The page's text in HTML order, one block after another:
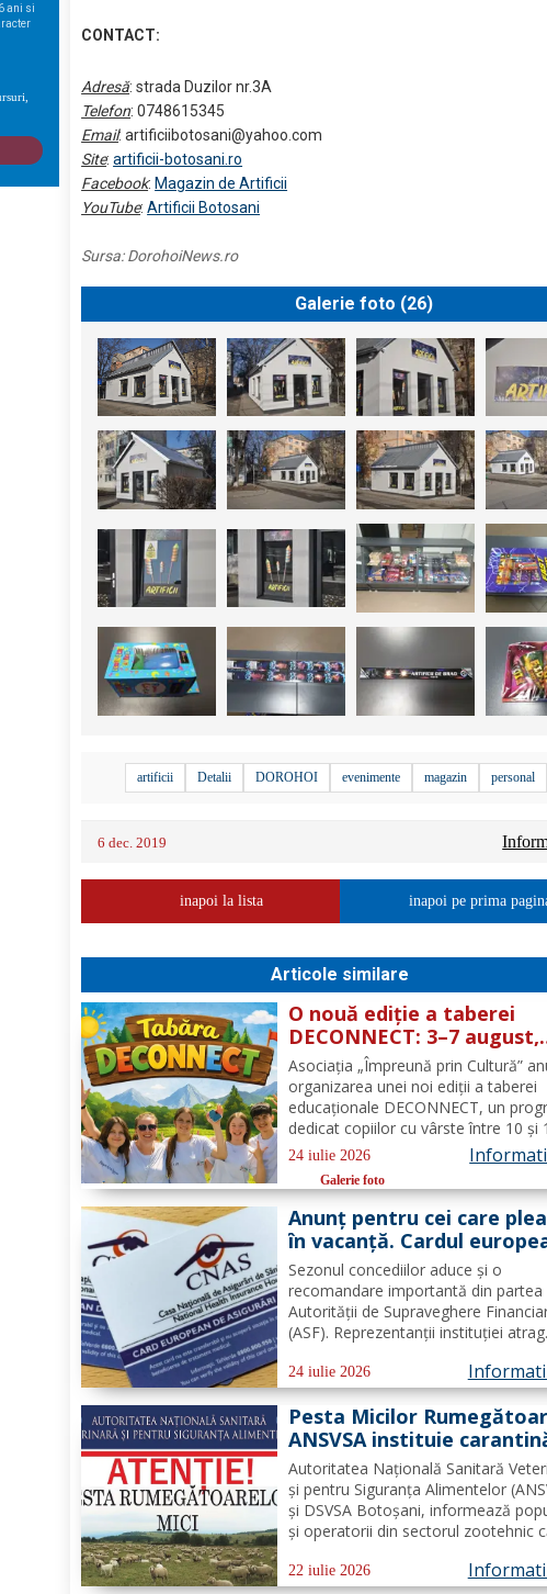
ani si
CONTACT:
Adresă: strada Duzilor nr.3A
Telefon: 0748615345
Email:artificiibotosani@yahoo.com
Site:artificii-botosani.ro
Facebook: Magazin de Artificii
YouTube:Artificii Botosani
Sursa:DorohoiNews.ro
Galerie foto (26)
artificii Detalii DOROHOI evenimente magazin personal
6 dec. 2019
inapoi la lista inapoi pe prima
Articole similare
O nouă ediție a taberei
DECONNECT: 3–7 august,
Poiana Negrii
Asociația „Împreună prin Cultură”
organizarea unei noi ediții a taberei
educaționale DECONNECT, un
dedicat copiilor cu vârste între 10 și
ani, axat pe dezvoltare personală,
cooperare, activități outdoor și
deconectare totală de la telefon. O
cu sens, nu doar o vacanță!...
24 iulie 2026
Galerie foto
Anunț pentru cei care
în vacanță. Cardul
de sănătate are limite
importante. Greșeala care
poate costa mii de euro
Sezonul concediilor aduce și o
recomandare importantă din partea
Autorității de Supraveghere
(ASF). Reprezentanții instituției atrag
evita costuri uriașe în cazul unor
probleme medicale, al anulării
sau al pierderii bagajelor....
24 iulie 2026
Pesta Micilor
ANSVSA instituie
internă de 30 de zile
ovine și caprine
Autoritatea Națională Sanitară
și pentru Siguranța Alimentelor
și DSVSA Botoșani, informează
și operatorii din sectorul zootehnic
pe întreg teritoriul României.
22 iulie 2026